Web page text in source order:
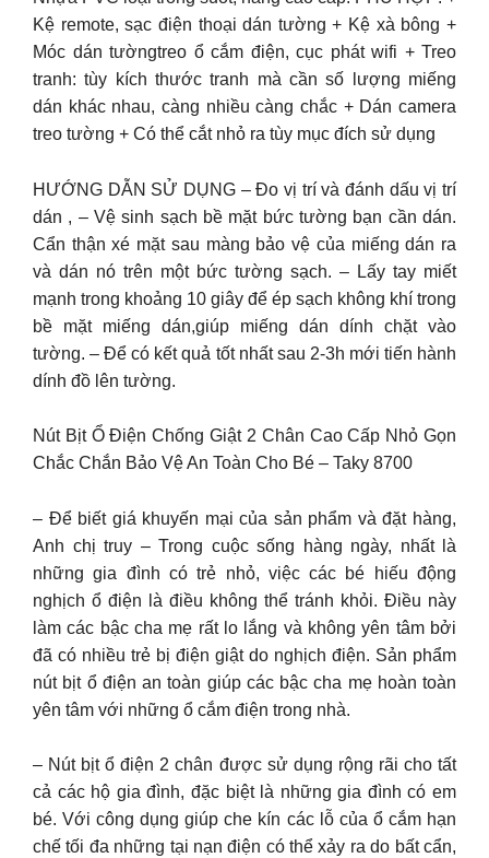
Kệ remote, sạc điện thoại dán tường + Kệ xà bông +
Móc dán tườngtreo ổ cắm điện, cục phát wifi + Treo
tranh: tùy kích thước tranh mà cần số lượng miếng
dán khác nhau, càng nhiều càng chắc + Dán camera
treo tường + Có thể cắt nhỏ ra tùy mục đích sử dụng
HƯỚNG DẪN SỬ DỤNG – Đo vị trí và đánh dấu vị trí
dán , – Vệ sinh sạch bề mặt bức tường bạn cần dán.
Cẩn thận xé mặt sau màng bảo vệ của miếng dán ra
và dán nó trên một bức tường sạch. – Lấy tay miết
mạnh trong khoảng 10 giây để ép sạch không khí trong
bề mặt miếng dán,giúp miếng dán dính chặt vào
tường. – Để có kết quả tốt nhất sau 2-3h mới tiến hành
dính đồ lên tường.
Nút Bịt Ổ Điện Chống Giật 2 Chân Cao Cấp Nhỏ Gọn
Chắc Chắn Bảo Vệ An Toàn Cho Bé – Taky 8700
– Để biết giá khuyến mại của sản phẩm và đặt hàng,
Anh chị truy – Trong cuộc sống hàng ngày, nhất là
những gia đình có trẻ nhỏ, việc các bé hiếu động
nghịch ổ điện là điều không thể tránh khỏi. Điều này
làm các bậc cha mẹ rất lo lắng và không yên tâm bởi
đã có nhiều trẻ bị điện giật do nghịch điện. Sản phẩm
nút bịt ổ điện an toàn giúp các bậc cha mẹ hoàn toàn
yên tâm với những ổ cắm điện trong nhà.
– Nút bịt ổ điện 2 chân được sử dụng rộng rãi cho tất
cả các hộ gia đình, đặc biệt là những gia đình có em
bé. Với công dụng giúp che kín các lỗ của ổ cắm hạn
chế tối đa những tại nạn điện có thể xảy ra do bất cẩn,